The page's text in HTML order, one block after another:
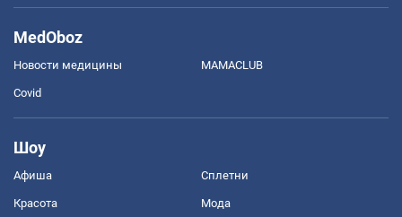
MedOboz
Новости медицины MAMACLUB
Covid
Шоу
Афиша Сплетни
Красота Мода